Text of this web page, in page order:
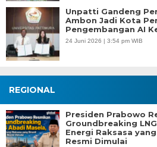
Unpatti Gandeng
Ambon Jadi Kota
Pengembangan AI
24 Juni 2026 | 3:54 pm WIB
REGIONAL
Presiden Prabowo
Groundbreaking
Energi Raksasa
Resmi Dimulai